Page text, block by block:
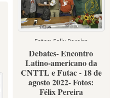
Fotos: Felix Pereira
Debates- Encontro
Latino-americano da
CNTTL e Futac - 18 de
agosto 2022- Fotos:
Félix Pereira